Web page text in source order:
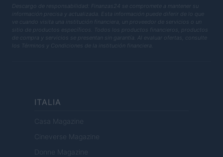
Descargo de responsabilidad: Finanzas24 se compromete a mantener su
información precisa y actualizada. Esta información puede diferir de lo que
ve cuando visita una institución financiera, un proveedor de servicios o un
sitio de productos específicos. Todos los productos financieros, productos
de compra y servicios se presentan sin garantía. Al evaluar ofertas, consulte
los Términos y Condiciones de la institución financiera.
ITALIA
Casa Magazine
Cineverse Magazine
Donne Magazine